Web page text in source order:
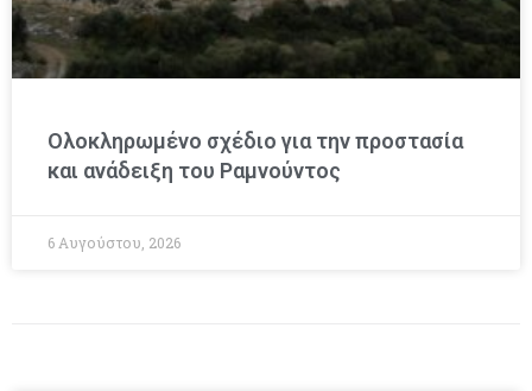
Ολοκληρωμένο σχέδιο για την προστασία
και ανάδειξη του Ραμνούντος
6 Αυγούστου, 2026